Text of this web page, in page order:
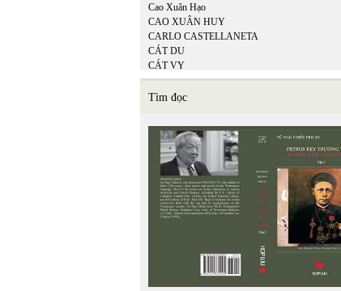
Cao Xuân Hạo
CAO XUÂN HUY
CARLO CASTELLANETA
CÁT DU
CÁT VY
Catherine Cusset
CHÂN PHƯƠNG
Chen-Kung Ho
CHIÊU ANH NGUYỄN
CHÍNH ĐẠO
CHÍNH ĐẠO VŨ NGỰ CHIÊU
Christine Falkenland
CHU LYNH
Chu Thái Yến
Chu Xuân Giao
Tìm đọc